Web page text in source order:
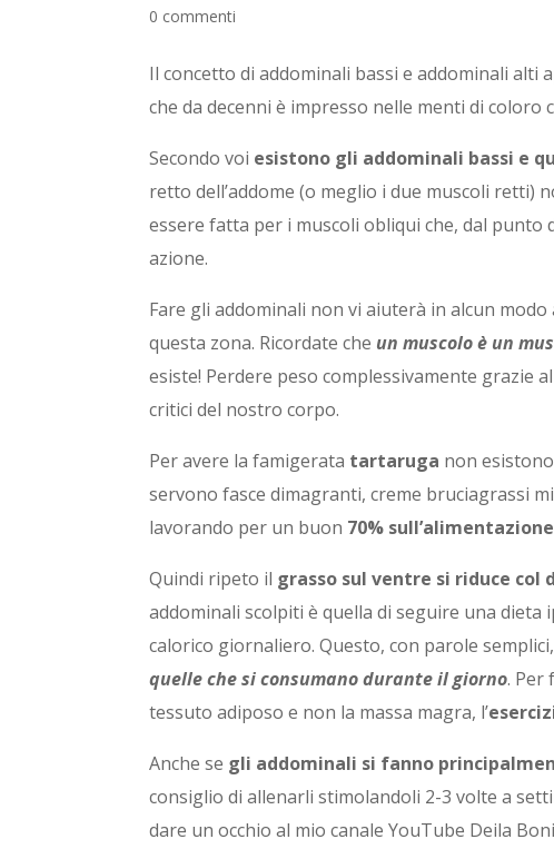
0 commenti
Il concetto di addominali bassi e addominali alti
che da decenni è impresso nelle menti di coloro
Secondo voi esistono gli addominali bassi e
retto dell’addome (o meglio i due muscoli retti)
essere fatta per i muscoli obliqui che, dal
azione.
Fare gli addominali non vi aiuterà in alcun
questa zona. Ricordate che un muscolo è un
esiste! Perdere peso complessivamente grazie
critici del nostro corpo.
Per avere la famigerata tartaruga non
servono fasce dimagranti, creme bruciagrassi
lavorando per un buon 70%
Quindi ripeto il grasso sul ventre si riduce col
addominali scolpiti è quella di seguire una
calorico giornaliero. Questo, con parole
quelle che si consumano durante il giorno. Per
tessuto adiposo e non la massa magra, l’
Anche se gli addominali si fanno
consiglio di allenarli stimolandoli 2-3 volte a
dare un occhio al mio canale YouTube Deila